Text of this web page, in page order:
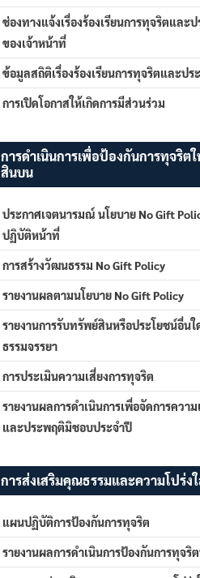
ช่องทางแจ้งเรื่องร้องเรียนการทุจริตและ
ของเจ้าหน้าที่
ข้อมูลสถิติเรื่องร้องเรียนการทุจริตและป
การเปิดโอกาสให้เกิดการมีส่วนร่วม
การดำเนินการเพื่อป้องกันการทุจริต
สินบน
ประกาศเจตนารมณ์ นโยบาย No Gift
ปฏิบัติหน้าที่
การสร้างวัฒนธรรม No Gift Policy
รายงานผลตามนโยบาย No Gift Policy
รายงานการรับทรัพย์สินหรือประโยชน์อื่นใ
ธรรมจรรยา
การประเมินความเสี่ยงการทุจริต
รายงานผลการดำเนินการเพื่อจัดการควา
และประพฤติมิชอบประจำปี
การส่งเสริมคุณธรรมและความโปร่ง
แผนปฏิบัติการป้องกันการทุจริต
รายงานผลการดำเนินการป้องกันการทุจริ